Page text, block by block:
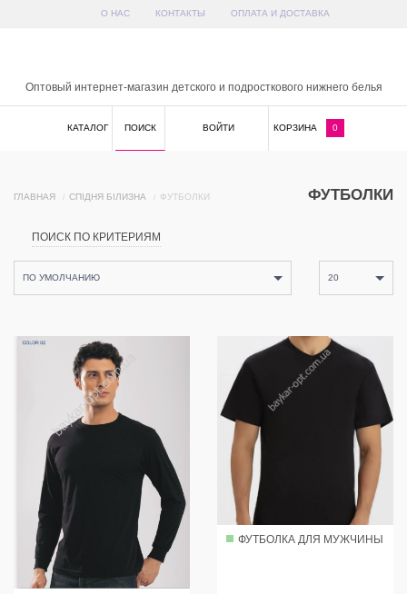
О НАС КОНТАКТЫ ОПЛАТА И ДОСТАВКА
x
Оптовый интернет-магазин детского и подросткового нижнего белья
КАТАЛОГ ПОИСК ВОЙТИ КОРЗИНА 0
ГЛАВНАЯ СПІДНЯ БІЛИЗНА ФУТБОЛКИ ФУТБОЛКИ
ПОИСК ПО КРИТЕРИЯМ
ПО УМОЛЧАНИЮ 20
ФУТБОЛКА ДЛЯ МУЖЧИНЫ